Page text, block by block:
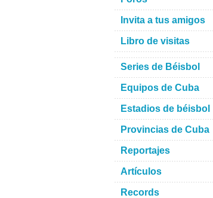
Invita a tus amigos
Libro de visitas
Series de Béisbol
Equipos de Cuba
Estadios de béisbol
Provincias de Cuba
Reportajes
Artículos
Records